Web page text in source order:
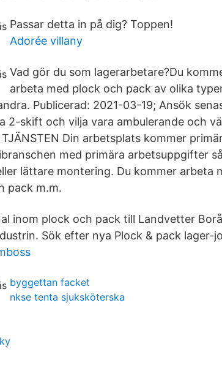
Passar detta in på dig? Toppen!
Adorée villany
Vad gör du som lagerarbetare?Du
arbeta med plock och pack av olika
Publicerad: 2021-03-19; Ansök
2-skift och vilja vara ambulerande och
Din arbetsplats kommer
med primära arbetsuppgifter
lättare montering. Du kommer arbeta
pack m.m.
inom plock och pack till Landvetter
Sök efter nya Plock & pack lager-
byggettan facket
nkse tenta sjuksköterska